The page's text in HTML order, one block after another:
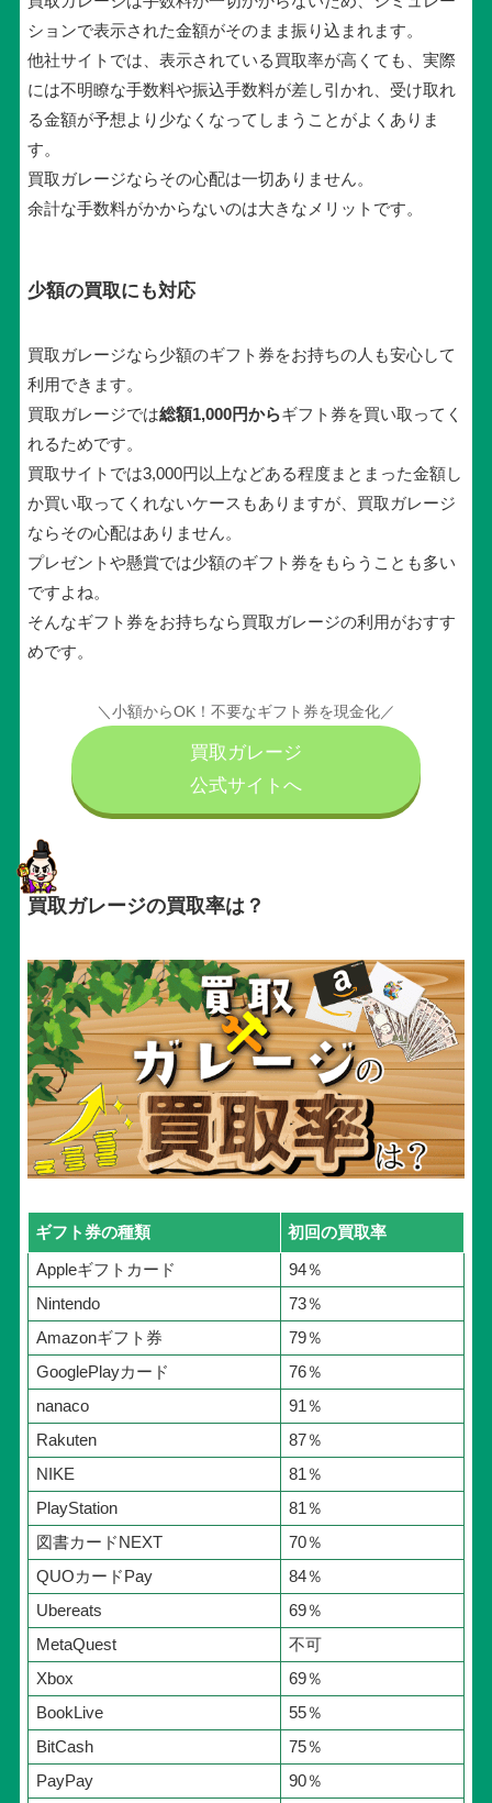
ションで表示された金額がそのまま振り込まれます。
他社サイトでは、表示されている買取率が高くても、実際
には不明瞭な手数料や振込手数料が差し引かれ、受け取れ
る金額が予想より少なくなってしまうことがよくありま
す。
買取ガレージならその心配は一切ありません。
余計な手数料がかからないのは大きなメリットです。
少額の買取にも対応
買取ガレージなら少額のギフト券をお持ちの人も安心して
利用できます。
買取ガレージでは総額1,000円からギフト券を買い取ってく
れるためです。
買取サイトでは3,000円以上などある程度まとまった金額し
か買い取ってくれないケースもありますが、買取ガレージ
ならその心配はありません。
プレゼントや懸賞では少額のギフト券をもらうことも多い
ですよね。
そんなギフト券をお持ちなら買取ガレージの利用がおすす
めです。
＼小額からOK！不要なギフト券を現金化／
買取ガレージ
公式サイトへ
買取ガレージの買取率は？
ギフト券の種類
初回の買取率
Appleギフトカード
94％
Nintendo
73％
Amazonギフト券
79％
GooglePlayカード
76％
nanaco
91％
Rakuten
87％
NIKE
81％
PlayStation
81％
図書カードNEXT
70％
QUOカードPay
84％
Ubereats
69％
MetaQuest
不可
Xbox
69％
BookLive
55％
BitCash
75％
PayPay
90％